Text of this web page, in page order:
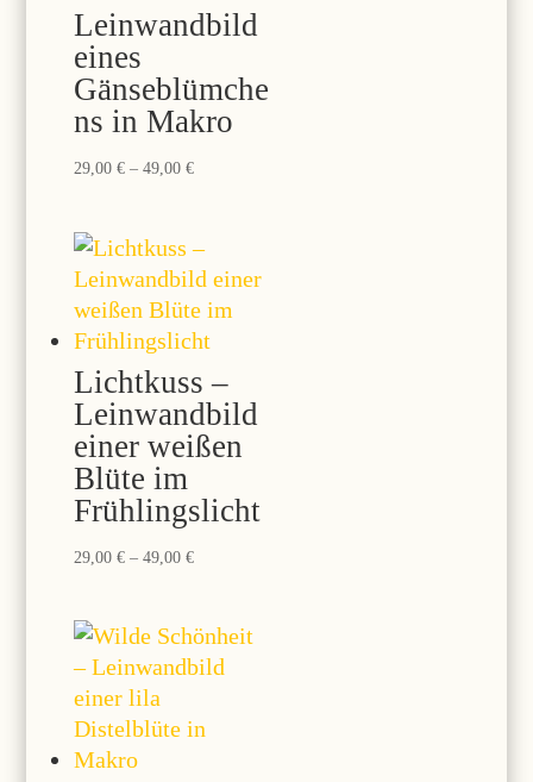
Leinwandbild
eines
Gänseblümche
ns in Makro
29,00€ –49,00€Preisspanne:
49,00 €
Lichtkuss –
Leinwandbild
einer weißen
Blüte im
Frühlingslicht
29,00€ –49,00€Preisspanne:
49,00 €